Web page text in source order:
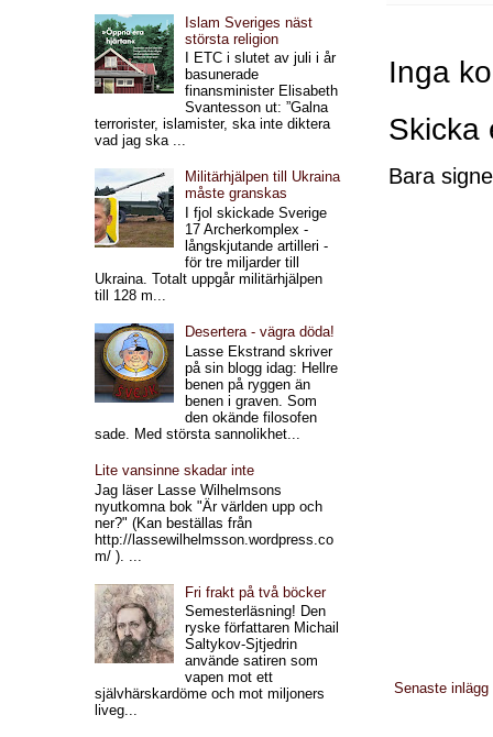
Inga
Skicka
Bara
Senaste inlägg
Islam Sveriges näst
största religion
I ETC i slutet av juli i år
basunerade
finansminister Elisabeth
Svantesson ut: ”Galna
terrorister, islamister, ska inte diktera
vad jag ska ...
Militärhjälpen till Ukraina
måste granskas
I fjol skickade Sverige
17 Archerkomplex -
långskjutande artilleri -
för tre miljarder till
Ukraina. Totalt uppgår militärhjälpen
till 128 m...
Desertera - vägra döda!
Lasse Ekstrand skriver
på sin blogg idag: Hellre
benen på ryggen än
benen i graven. Som
den okände filosofen
sade. Med största sannolikhet...
Lite vansinne skadar inte
Jag läser Lasse Wilhelmsons
nyutkomna bok "Är världen upp och
ner?" (Kan beställas från
http://lassewilhelmsson.wordpress.co
m/ ). ...
Fri frakt på två böcker
Semesterläsning! Den
ryske författaren Michail
Saltykov-Sjtjedrin
använde satiren som
vapen mot ett
självhärskardöme och mot miljoners
liveg...